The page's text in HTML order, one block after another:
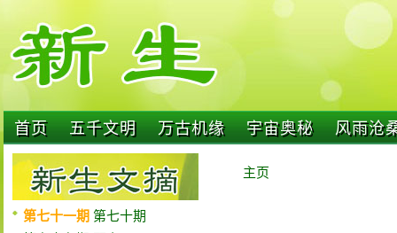
首页 五千文明 万古机缘 宇宙奥秘 风雨沧
第七十一期 第七十期
主页